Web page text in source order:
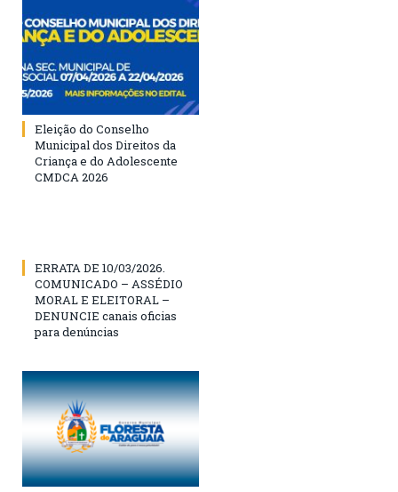
Eleição do Conselho
Municipal dos Direitos da
Criança e do Adolescente
CMDCA 2026
ERRATA DE 10/03/2026.
COMUNICADO – ASSÉDIO
MORAL E ELEITORAL –
DENUNCIE canais oficias
para denúncias